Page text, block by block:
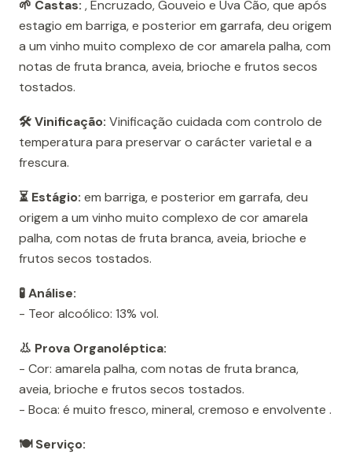
🌱 Castas: , Encruzado, Gouveio e Uva Cão, que após
estagio em barriga, e posterior em garrafa, deu origem
a um vinho muito complexo de cor amarela palha, com
notas de fruta branca, aveia, brioche e frutos secos
tostados.
🛠️ Vinificação: Vinificação cuidada com controlo de
temperatura para preservar o carácter varietal e a
frescura.
⏳ Estágio: em barriga, e posterior em garrafa, deu
origem a um vinho muito complexo de cor amarela
palha, com notas de fruta branca, aveia, brioche e
frutos secos tostados.
🧪 Análise:
- Teor alcoólico: 13% vol.
👃 Prova Organoléptica:
- Cor: amarela palha, com notas de fruta branca,
aveia, brioche e frutos secos tostados.
- Boca: é muito fresco, mineral, cremoso e envolvente .
🍽️ Serviço: